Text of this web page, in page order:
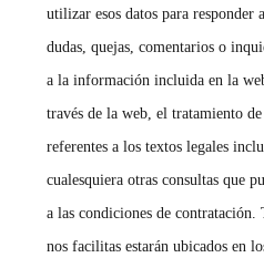
utilizar esos datos para responder
dudas, quejas, comentarios o
a la información incluida en la
través de la web, el tratamiento de
referentes a los textos legales
cualesquiera otras consultas que
a las condiciones de
nos facilitas estarán ubicados en